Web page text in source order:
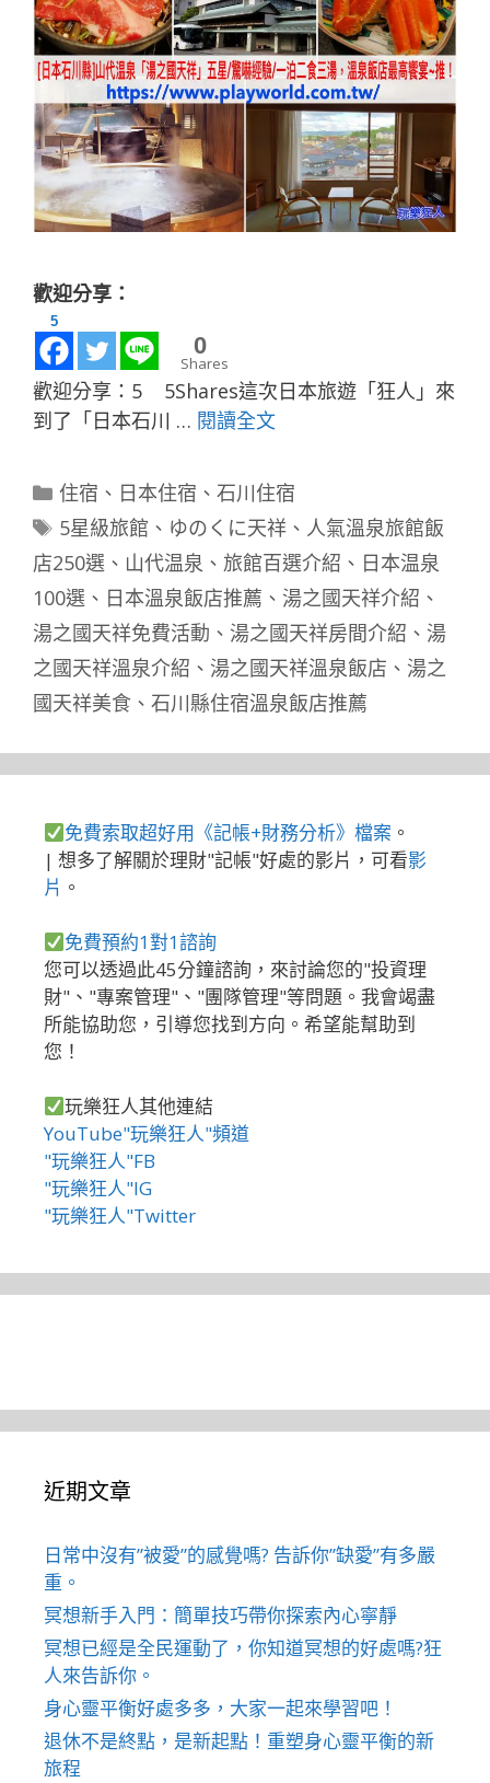
歡迎分享：
5
0
Shares
歡迎分享：5 5Shares這次日本旅遊「狂人」來
到了「日本石川 … 閱讀全文
分
類
住宿 、 日本住宿 、 石川住宿
標
籤
5星級旅館 、 ゆのくに天祥、 人氣溫泉旅館飯
店250選 、 山代温泉 、 旅館百選介紹 、 日本温泉
100選 、 日本溫泉飯店推薦 、 湯之國天祥介紹 、
湯之國天祥免費活動 、 湯之國天祥房間介紹 、 湯
之國天祥溫泉介紹 、 湯之國天祥溫泉飯店 、 湯之
國天祥美食 、 石川縣住宿溫泉飯店推薦
免費索取超好用《記帳+財務分析》檔案 。
| 想多了解關於理財"記帳"好處的影片，可看影
片 。
免費預約1對1諮詢
您可以透過此45分鐘諮詢，來討論您的"投資理
財"、"專案管理"、"團隊管理"等問題。我會竭盡
所能協助您，引導您找到方向。希望能幫助到
您！
玩樂狂人其他連結
YouTube"玩樂狂人"頻道
"玩樂狂人"FB
"玩樂狂人"IG
"玩樂狂人"Twitter
近期文章
日常中沒有”被愛”的感覺嗎? 告訴你”缺愛”有多嚴
重。
冥想新手入門：簡單技巧帶你探索內心寧靜
冥想已經是全民運動了，你知道冥想的好處嗎?狂
人來告訴你。
身心靈平衡好處多多，大家一起來學習吧！
退休不是終點，是新起點！重塑身心靈平衡的新
旅程